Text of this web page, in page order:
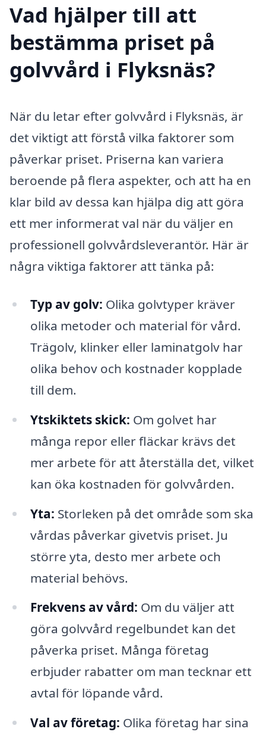
Vad hjälper till att
bestämma priset på
golvvård i Flyksnäs?
När du letar efter golvvård i Flyksnäs, är
det viktigt att förstå vilka faktorer som
påverkar priset. Priserna kan variera
beroende på flera aspekter, och att ha en
klar bild av dessa kan hjälpa dig att göra
ett mer informerat val när du väljer en
professionell golvvårdsleverantör. Här är
några viktiga faktorer att tänka på:
Typ av golv: Olika golvtyper kräver
olika metoder och material för vård.
Trägolv, klinker eller laminatgolv har
olika behov och kostnader kopplade
till dem.
Ytskiktets skick: Om golvet har
många repor eller fläckar krävs det
mer arbete för att återställa det, vilket
kan öka kostnaden för golvvården.
Yta: Storleken på det område som ska
vårdas påverkar givetvis priset. Ju
större yta, desto mer arbete och
material behövs.
Frekvens av vård: Om du väljer att
göra golvvård regelbundet kan det
påverka priset. Många företag
erbjuder rabatter om man tecknar ett
avtal för löpande vård.
Val av företag: Olika företag har sina